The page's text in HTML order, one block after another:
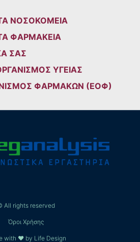
ΝΟΣΟΚΟΜΕΙΑ
ΦΑΡΜΑΚΕΙΑ
ΣΑΣ
ΥΓΕΙΑΣ
ΦΑΡΜΑΚΩΝ (ΕΟΦ)
All rights reserved
Όροι Χρήσης
with ❤ by Life Design